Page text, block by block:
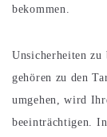
bekommen.
Unsicherheiten zu
gehören zu den
umgehen, wird
beeinträchtigen.